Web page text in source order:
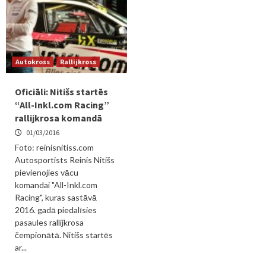
Autokross Rallijkross
Oficiāli: Nitišs startēs
“All-Inkl.com Racing”
rallijkrosa komandā
01/03/2016
Foto: reinisnitiss.com
Autosportists Reinis Nitišs
pievienojies vācu
komandai "All-Inkl.com
Racing", kuras sastāvā
2016. gadā piedalīsies
pasaules rallijkrosa
čempionātā. Nitišs startēs
ar...